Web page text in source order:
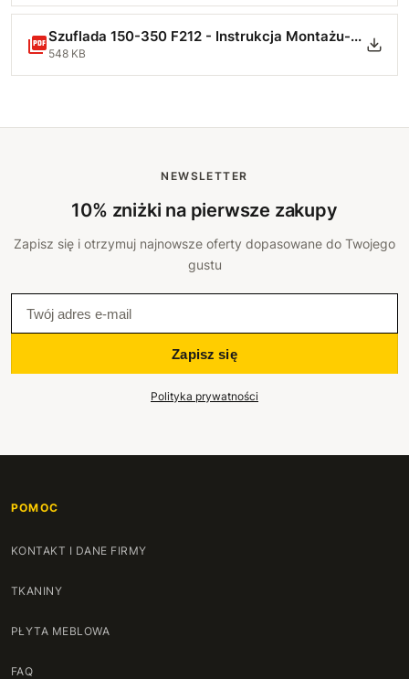
Szuflada 150-350 F212 - Instrukcja Montażu-min.pdf
548 KB
NEWSLETTER
10% zniżki na pierwsze zakupy
Zapisz się i otrzymuj najnowsze oferty dopasowane do Twojego
gustu
Zapisz się
Polityka prywatności
POMOC
KONTAKT I DANE FIRMY
TKANINY
PŁYTA MEBLOWA
FAQ